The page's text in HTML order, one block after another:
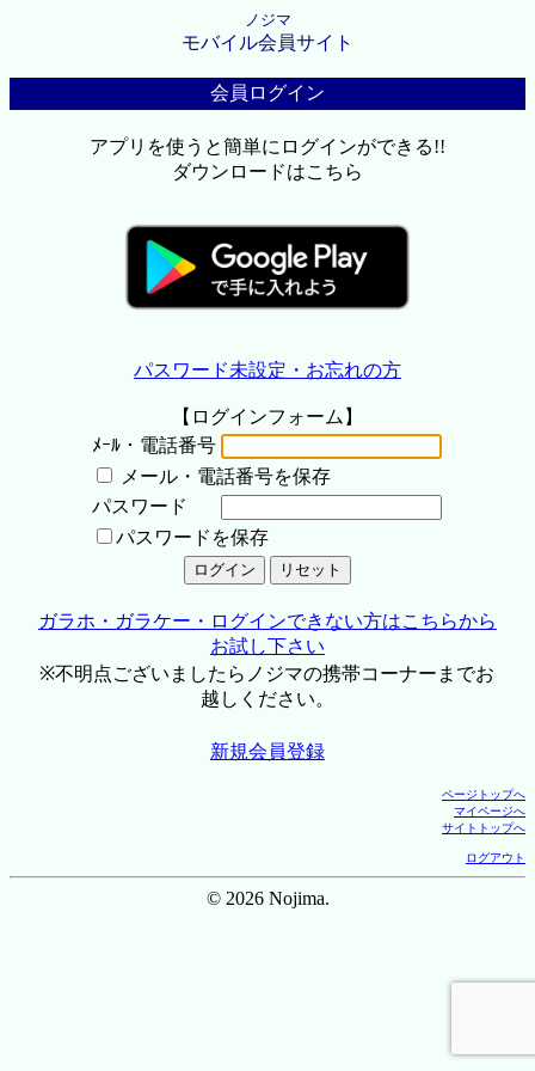
ノジマ
モバイル会員サイト
会員ログイン
アプリを使うと簡単にログインができる!!
ダウンロードはこちら
パスワード未設定・お忘れの方
【ログインフォーム】
ﾒｰﾙ・電話番号
メール・電話番号を保存
パスワード
パスワードを保存
ガラホ・ガラケー・ログインできない方はこちらから
お試し下さい
※不明点ございましたらノジマの携帯コーナーまでお
越しください。
新規会員登録
ページトップへ
マイページへ
サイトトップへ
ログアウト
© 2026 Nojima.